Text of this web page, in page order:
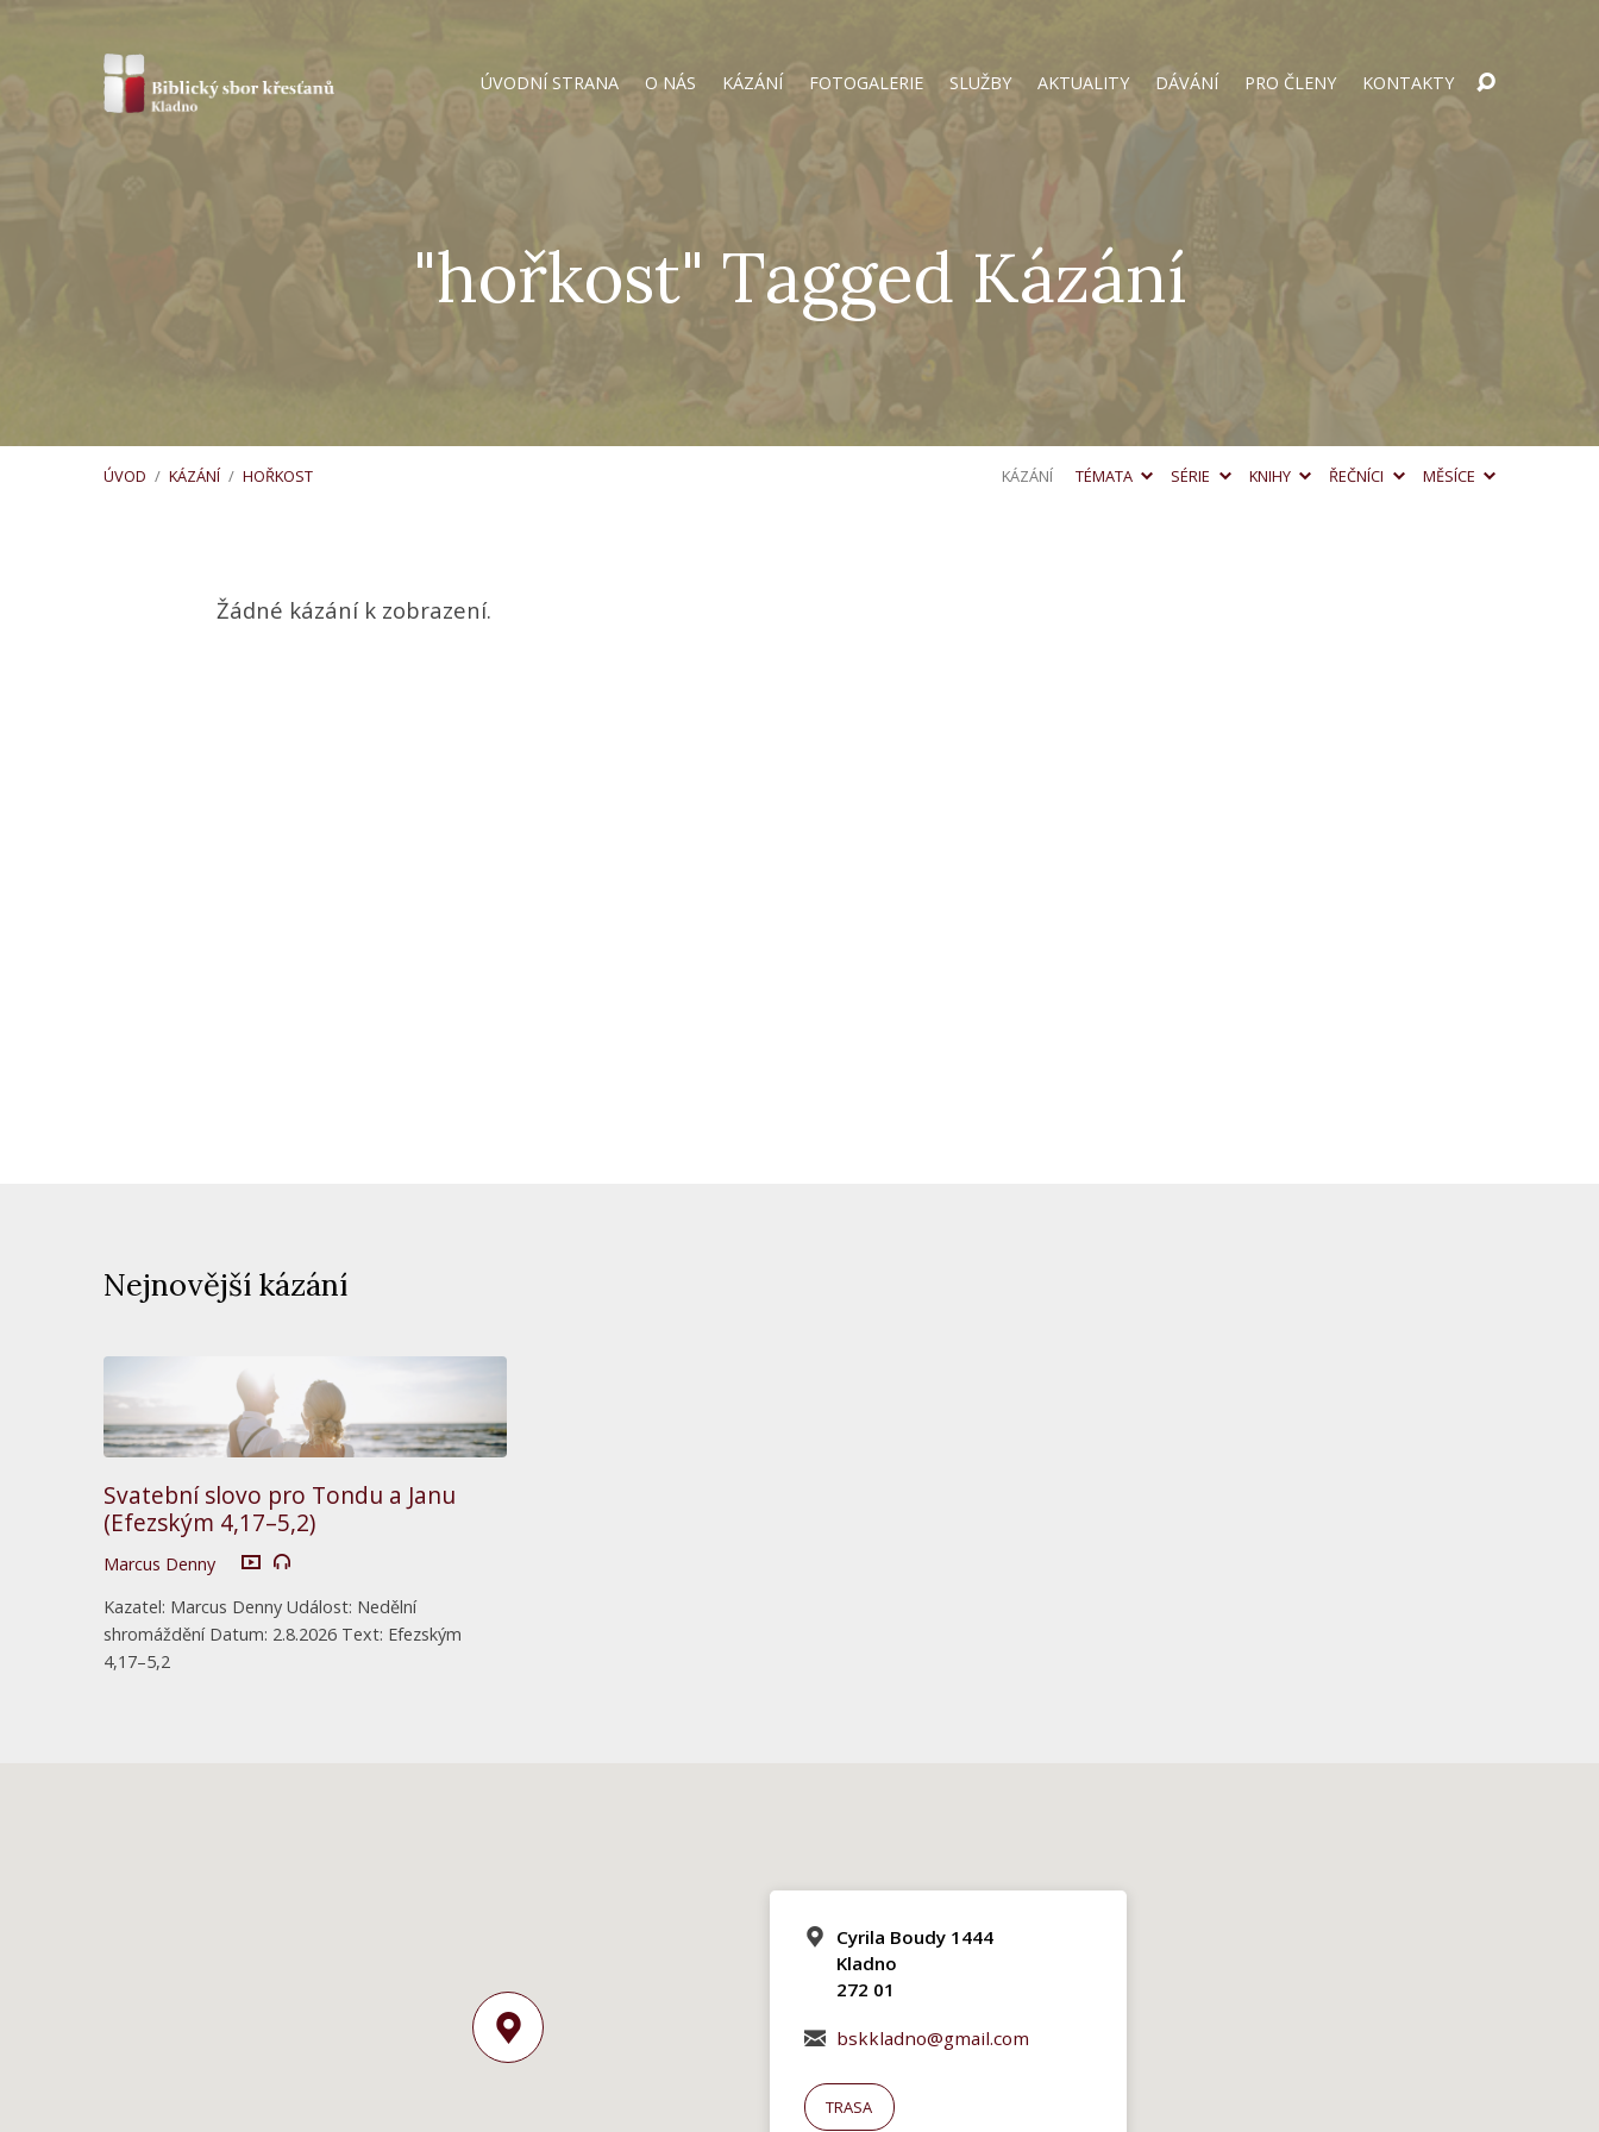
ÚVODNÍ STRANA O NÁS KÁZÁNÍ FOTOGALERIE SLUŽBY AKTUALITY DÁVÁNÍ PRO ČLENY KONTAKTY
"hořkost" Tagged Kázání
ÚVOD / KÁZÁNÍ / HOŘKOST KÁZÁNÍ TÉMATA SÉRIE KNIHY ŘEČNÍCI MĚSÍCE
"hořkost"
Žádné kázání k zobrazení.
Nejnovější kázání
Svatební slovo pro Tondu a Janu
(Efezským 4,17–5,2)
Marcus Denny
Kazatel: Marcus Denny Událost: Nedělní
shromáždění Datum: 2.8.2026 Text: Efezským
4,17–5,2
Cyrila Boudy 1444
Kladno
272 01
bskkladno@gmail.com
TRASA